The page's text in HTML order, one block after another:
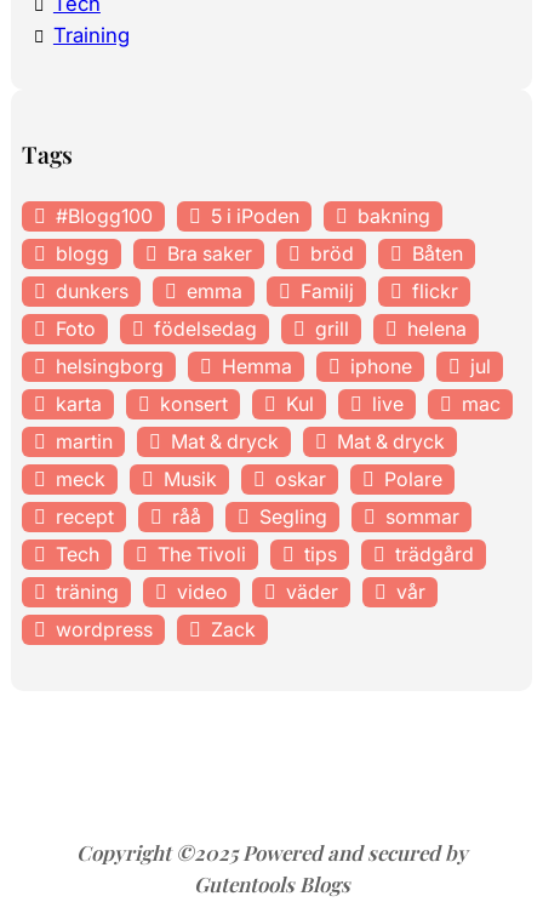
Training
Tags
#Blogg100 5 i iPoden
bakning
blogg
Bra saker bröd
Båten
dunkers
emma Familj
flickr
Foto
födelsedag grill
helena
helsingborg
Hemma iphone
jul
karta
konsert Kul live
mac
martin
Mat & dryck
Mat & dryck
meck
Musik oskar
Polare
recept
råå Segling
sommar
Tech
The Tivoli tips
trädgård
träning
video väder
vår
wordpress
Zack
Copyright ©2025 Powered and secured by
Gutentools Blogs